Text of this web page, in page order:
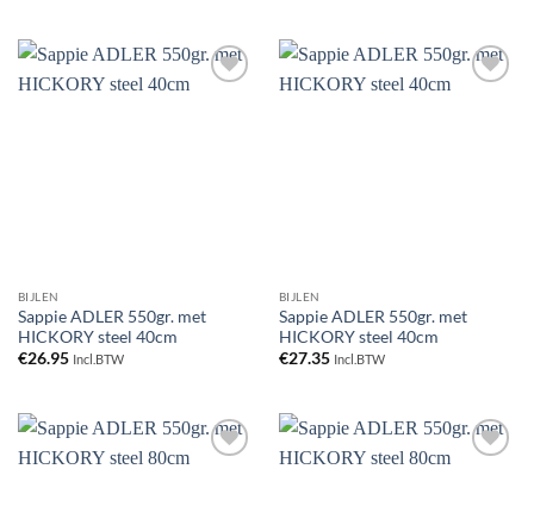
BIJLEN
Sappie ADLER 550gr. met
HICKORY steel 40cm
€26.95 Incl.BTW
BIJLEN
Sappie ADLER 550gr. met
HICKORY steel 40cm
€27.35 Incl.BTW